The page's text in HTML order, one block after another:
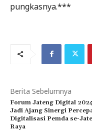
pungkasnya.***
Berita Sebelumnya
Forum Jateng Digital
Jadi Ajang Sinergi
Digitalisasi Pemda se-
Raya